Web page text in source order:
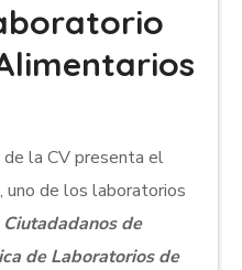
de la CV presenta el
uno de los laboratorios
de
de Laboratorios de